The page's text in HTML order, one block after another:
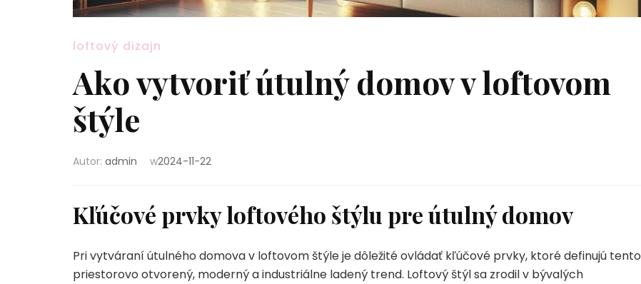
loftový dizajn
Ako vytvoriť útulný domov v loftovom
štýle
Autor: admin w2024-11-22
Kľúčové prvky loftového štýlu pre útulný domov
Pri vytváraní útulného domova v loftovom štýle je dôležité ovládať kľúčové prvky, ktoré definujú tento
priestorovo otvorený, moderný a industriálne ladený trend. Loftový štýl sa zrodil v bývalých